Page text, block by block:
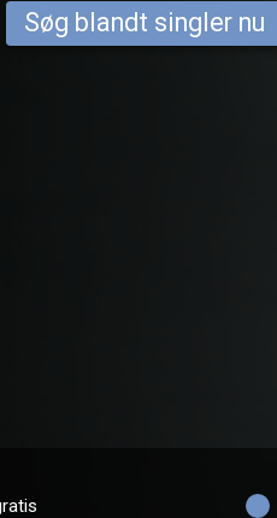
Søg blandt singler nu